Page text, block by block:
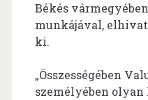
Békés
munkájával,
ki.
„Összességében
személyében